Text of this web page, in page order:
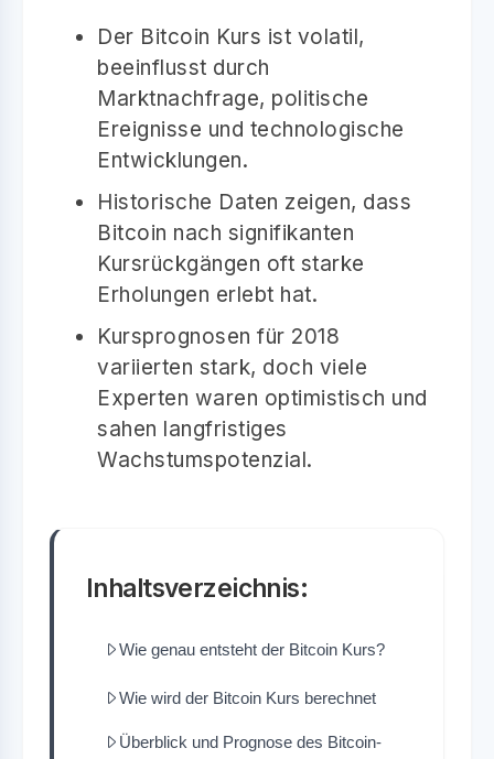
Der Bitcoin Kurs ist volatil,
beeinflusst durch
Marktnachfrage, politische
Ereignisse und technologische
Entwicklungen.
Historische Daten zeigen, dass
Bitcoin nach signifikanten
Kursrückgängen oft starke
Erholungen erlebt hat.
Kursprognosen für 2018
variierten stark, doch viele
Experten waren optimistisch und
sahen langfristiges
Wachstumspotenzial.
Inhaltsverzeichnis:
Wie genau entsteht der Bitcoin Kurs?
Wie wird der Bitcoin Kurs berechnet
Überblick und Prognose des Bitcoin-